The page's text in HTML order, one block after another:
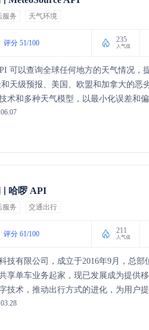
服务 天气环境
评分 51/100 235
人气值
可以查询全球任何地方的天气情况
天级预报、美国、欧盟和加拿大的
术和多种天气模型，以最小化误差和
可在地图应用中叠加显示降水、温度
哈啰 API
服务 交通出行
评分 61/100 211
人气值
技有限公司，成立于2016年9月，总
享单车业务起家，现已发展成为提供
技术，推动出行方式的进化，为用户
合打车、电动车、换电服务以及租车